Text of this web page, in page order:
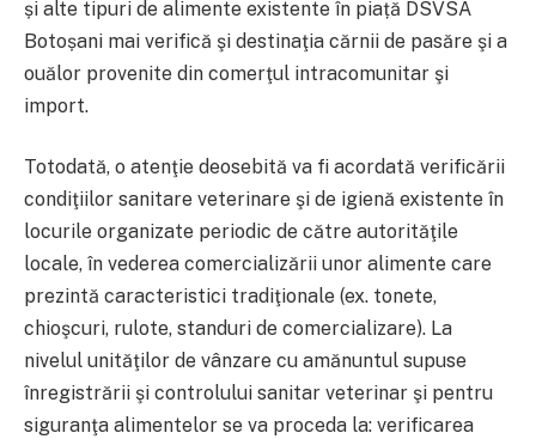
și alte tipuri de alimente existente în piață DSVSA
Botoșani mai verifică şi destinaţia cărnii de pasăre şi a
ouălor provenite din comerţul intracomunitar şi
import.
Totodată, o atenţie deosebită va fi acordată verificării
condiţiilor sanitare veterinare şi de igienă existente în
locurile organizate periodic de către autorităţile
locale, în vederea comercializării unor alimente care
prezintă caracteristici tradiţionale (ex. tonete,
chioşcuri, rulote, standuri de comercializare). La
nivelul unităţilor de vânzare cu amănuntul supuse
înregistrării şi controlului sanitar veterinar şi pentru
siguranţa alimentelor se va proceda la: verificarea